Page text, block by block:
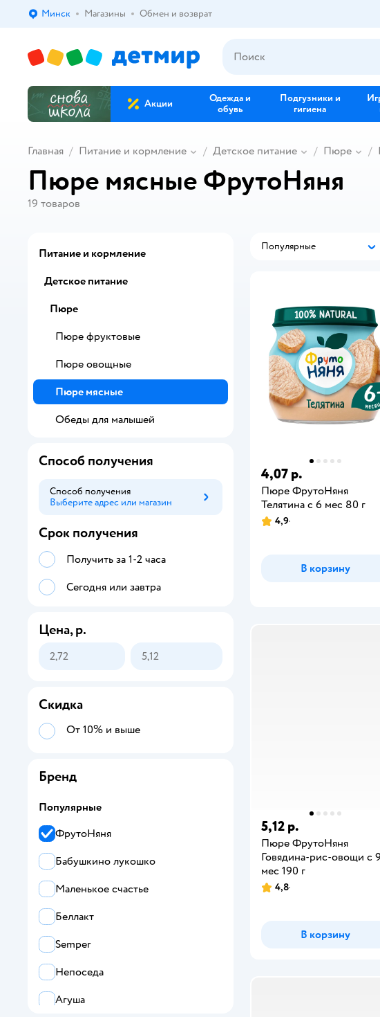
Выбор адреса доставки.
Минск Магазины Обмен и возврат
Акции
Одежда и
обувь
Подгузники и
гигиена
Главная Питание и кормление Детское питание Пюре
Пюре мясные ФрутоНяня
19 товаров
Популярные
Популярные
4,07 р.
Пюре ФрутоНяня
Телятина с 6 мес 80 г
4,9
В корзину
5,12 р.
Пюре ФрутоНяня
Говядина-рис-овощи с 9
мес 190 г
4,8
В корзину
Питание и кормление
Детское питание
Пюре
Пюре фруктовые
Пюре овощные
Пюре мясные
Обеды для малышей
Способ получения
Способ получения
Выберите адрес или магазин
Способ получения
Срок получения
Получить за 1-2 часа
Сегодня или завтра
Цена, р.
Скидка
От 10% и выше
Бренд
Популярные
ФрутоНяня
Бабушкино лукошко
Маленькое счастье
Беллакт
Semper
Непоседа
Агуша